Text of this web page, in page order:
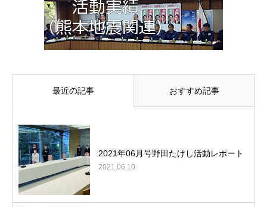
最近の記事 おすすめ記事
2021年06月号野田たけし活動レポート
2021.06.10